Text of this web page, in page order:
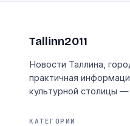
Tallinn2011
Новости Таллина,
практичная
культурной столицы —
КАТЕГОРИИ